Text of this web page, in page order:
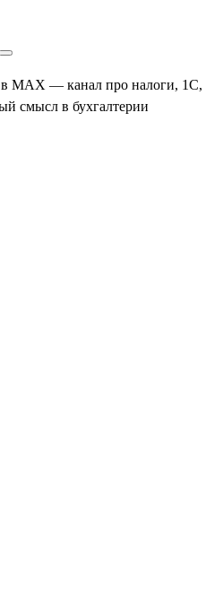
MAX — канал про налоги, 1С,
смысл в бухгалтерии